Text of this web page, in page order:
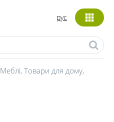
рус
Меблі, Товари для дому,